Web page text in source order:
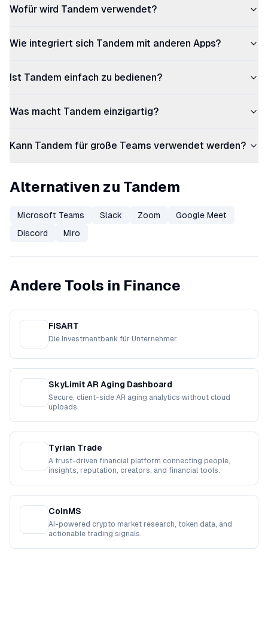
Wofür wird Tandem verwendet?
Wie integriert sich Tandem mit anderen Apps?
Ist Tandem einfach zu bedienen?
Was macht Tandem einzigartig?
Kann Tandem für große Teams verwendet werden?
Alternativen zu Tandem
Microsoft Teams Slack Zoom
Google Meet
Discord
Miro
Andere Tools in Finance
FISART
Die Investmentbank für Unternehmer
SkyLimit AR Aging Dashboard
Secure, client-side AR aging analytics without cloud
uploads
Tyrian Trade
A trust-driven financial platform connecting people,
insights, reputation, creators, and financial tools.
CoinMS
AI-powered crypto market research, token data, and
actionable trading signals.